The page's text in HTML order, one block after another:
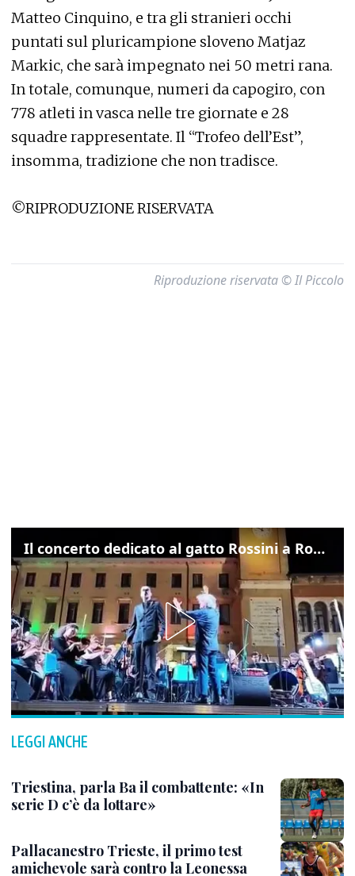
Matteo Cinquino, e tra gli stranieri occhi
puntati sul pluricampione sloveno Matjaz
Markic, che sarà impegnato nei 50 metri rana.
In totale, comunque, numeri da capogiro, con
778 atleti in vasca nelle tre giornate e 28
squadre rappresentate. Il “Trofeo dell’Est”,
insomma, tradizione che non tradisce.
©RIPRODUZIONE RISERVATA
Riproduzione riservata © Il Piccolo
Il concerto dedicato al gatto Rossini a Rovigo: ecco un estratto
LEGGI ANCHE
Triestina, parla Ba il combattente: «In
serie D c’è da lottare»
Pallacanestro Trieste, il primo test
amichevole sarà contro la Leonessa